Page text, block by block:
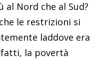
Nord che al Sud?
le restrizioni si
laddove era
la povertà